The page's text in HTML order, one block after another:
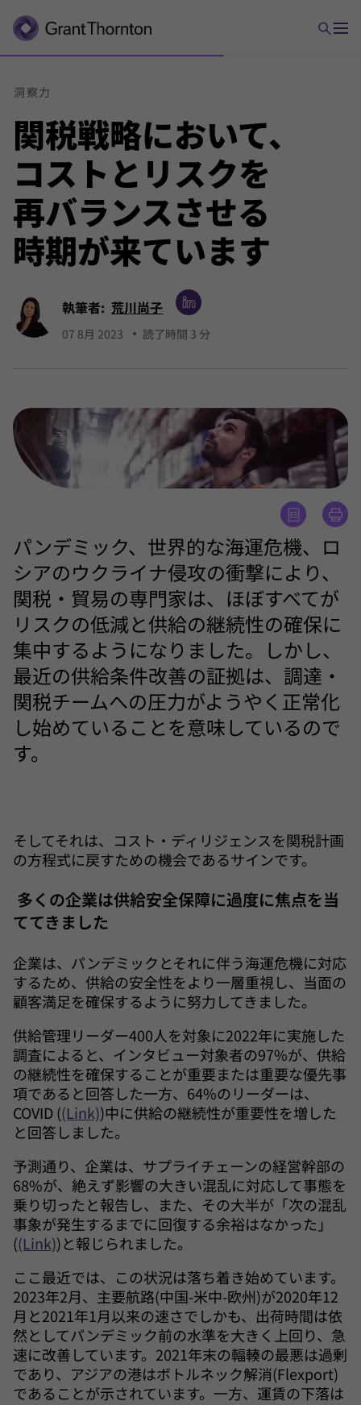
関税戦略において、
コストと リスクを
再バランスさせる
時期が来ています
洞察力
執筆者: 荒川尚子
07 8月 2023 読了時間 3 分
パンデミック、世界的な海運危機、ロ
シアのウクライナ侵攻の衝撃により、
関税・貿易の専門家は、ほぼすべてが
リスクの低減と供給の継続性の確保に
集中するようになりました。しかし、
最近の供給条件改善の証拠は、調達・
関税チームへの圧力がようやく正常化
し始めていることを意味しているので
す。
そしてそれは、コスト・ディリジェンスを関税計画
の方程式に戻すための機会であるサインです。
多くの企業は供給安全保障に過度に焦点を当
ててきました
企業は、パンデミックとそれに伴う海運危機に対応
するため、供給の安全性をより一層重視し、当面の
顧客満足を確保するように努力してきました。
供給管理リーダー400人を対象に2022年に実施した
調査によると、インタビュー対象者の97%が、供給
の継続性を確保することが重要または重要な優先事
項であると回答した一方、64%のリーダーは、
COVID ((Link))中に供給の継続性が重要性を増した
と回答しました。
予測通り、企業は、サプライチェーンの経営幹部の
68%が、絶えず影響の大きい混乱に対応して事態を
乗り切ったと報告し、また、その大半が「次の混乱
事象が発生するまでに回復する余裕はなかった」
((Link))と報じられました。
ここ最近では、この状況は落ち着き始めています。
2023年2月、主要航路(中国-米中-欧州)が2020年12
月と2021年1月以来の速さでしかも、出荷時間は依
然としてパンデミック前の水準を大きく上回り、急
速に改善しています。2021年末の輻輳の最悪は過剰
であり、アジアの港はボトルネック解消(Flexport)
であることが示されています。一方、運賃の下落は